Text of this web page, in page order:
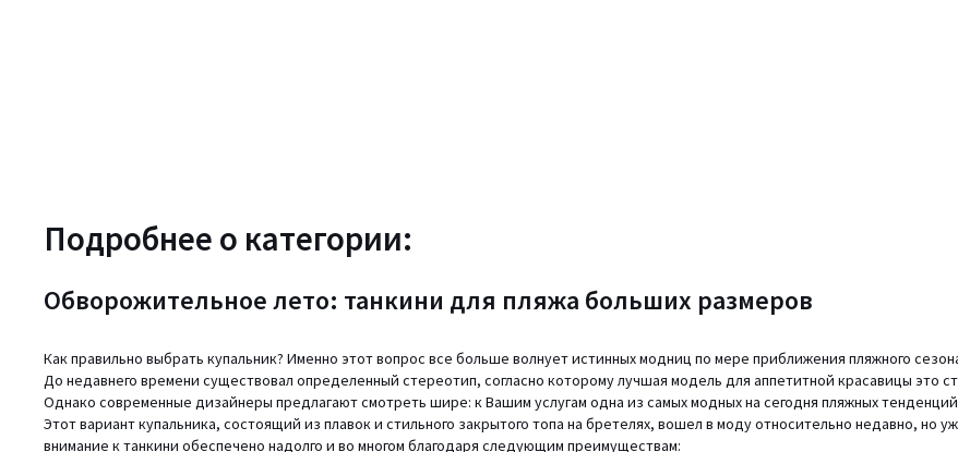
Подробнее о категории:
Обворожительное лето: танкини для пляжа больших размеров
Как правильно выбрать купальник? Именно этот вопрос все больше волнует истинных модниц по мере приближения пляжного
До недавнего времени существовал определенный стереотип, согласно которому лучшая модель для аппетитной красавицы это
Однако современные дизайнеры предлагают смотреть шире: к Вашим услугам одна из самых модных на сегодня пляжных
Этот вариант купальника, состоящий из плавок и стильного закрытого топа на бретелях, вошел в моду относительно недавно, но
внимание к танкини обеспечено надолго и во многом благодаря следующим преимуществам: